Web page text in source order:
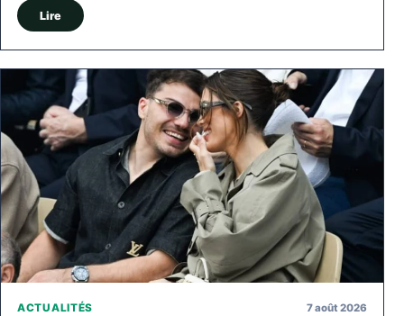
Lire
ACTUALITÉS 7 août 2026